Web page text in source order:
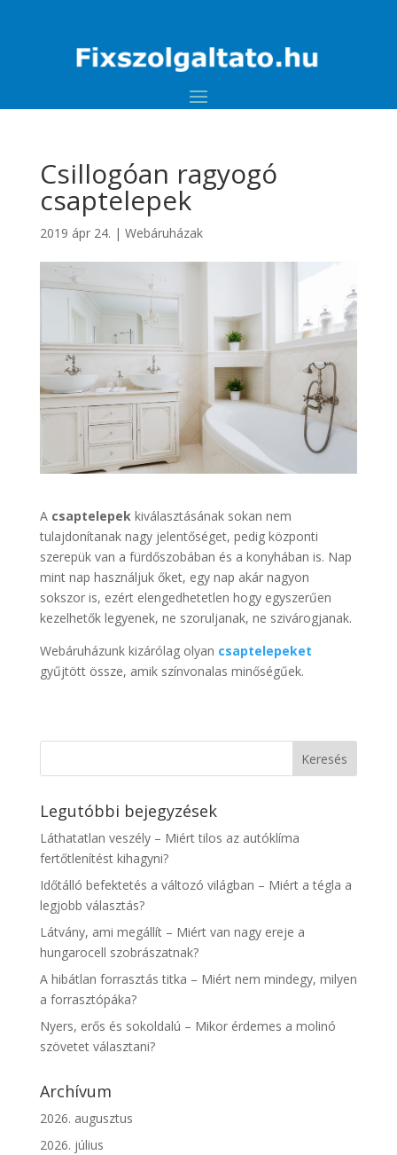
Csillogóan ragyogó
csaptelepek
2019 ápr 24. | Webáruházak
A csaptelepekkiválasztásának sokan nem
tulajdonítanak nagy jelentőséget, pedig központi
szerepük van a fürdőszobában és a konyhában is. Nap
mint nap használjuk őket, egy nap akár nagyon
sokszor is, ezért elengedhetetlen hogy egyszerűen
kezelhetők legyenek, ne szoruljanak, ne szivárogjanak.
Webáruházunk kizárólag olyan csaptelepeket
gyűjtött össze, amik színvonalas minőségűek.
Legutóbbi bejegyzések
Láthatatlan veszély – Miért tilos az autóklíma
fertőtlenítést kihagyni?
Időtálló befektetés a változó világban – Miért a tégla a
legjobb választás?
Látvány, ami megállít – Miért van nagy ereje a
hungarocell szobrászatnak?
A hibátlan forrasztás titka – Miért nem mindegy, milyen
a forrasztópáka?
Nyers, erős és sokoldalú – Mikor érdemes a molinó
szövetet választani?
Archívum
2026. augusztus
2026. július